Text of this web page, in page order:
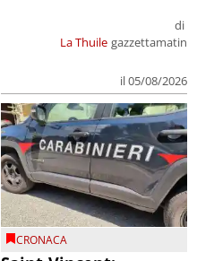
La Thuile
di
gazzettamatin
il 05/08/2026
CRONACA